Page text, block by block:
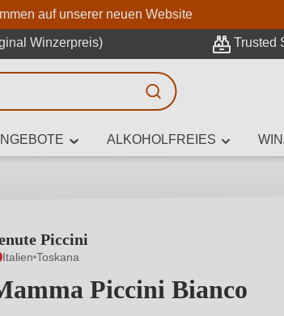
Hauptinhalt springen
springen springen
auf unserer neuen Website
Winzerpreis) Trusted
ALKOHOLFREIES
Piccini
Italien Toskana
Piccini Bianco
Erweiterte Suche
Geschmack, Anlass, Weinnamen,